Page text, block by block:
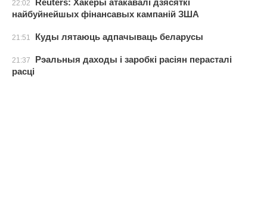
22:02
Reuters: Хакеры атакавалі дзясяткі
найбуйнейшых фінансавых кампаній ЗША
21:51 Куды лятаюць адпачываць беларусы
21:37
Рэальныя даходы і заробкі расіян перасталі
расці